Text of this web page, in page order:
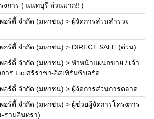
งการ ( นนทบุรี ด่วนมาก!! )
อร์ตี้ จำกัด (มหาชน) > ผู้จัดการส่วนสำรวจ
อร์ตี้ จำกัด (มหาชน) > DIRECT SALE (ด่วน)
อร์ตี้ จำกัด (มหาชน) > หัวหน้าแผนกขาย / เจ้า
าร Lio ศรีราชา-อิสเทิร์นซีบอร์ด
อร์ตี้ จำกัด (มหาชน) > ผู้จัดการส่วนการตลาด
อร์ตี้ จำกัด (มหาชน) > ผู้ช่วยผู้จัดการโครงการ
รามอินทรา)